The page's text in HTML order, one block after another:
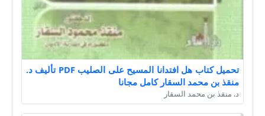
تحميل كتاب هل افتدانا المسيح على الصليب PDF تأليف د.
منقذ بن محمد السقار كامل مجانا
د. منقذ بن محمد السقار